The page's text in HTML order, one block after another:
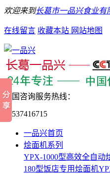
欢迎来到长葛市一品兴食业有
在线留言 收藏本站 网站地图
全国咨询服务热线：
15537416715
一品兴首页
烩面机系列
YPX-1000型高效全自动
180型饭店专用烩面机